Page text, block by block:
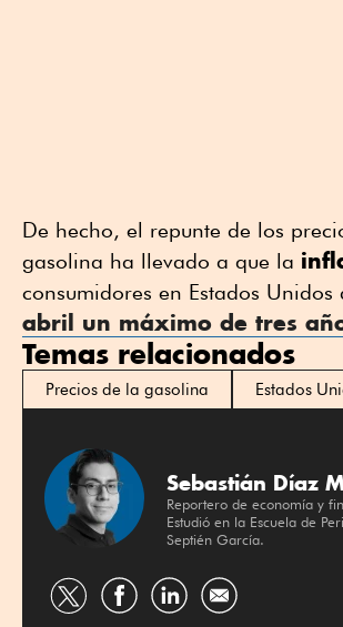
De hecho, el repunte de los
gasolina ha llevado a que la
consumidores en Estados Unidos
abril un máximo de tres
Temas relacionados
Precios de la gasolina Estados
Sebastián Díaz
Reportero de economía y
Estudió en la Escuela de
Septién García.
Compartir Compartir Compartir